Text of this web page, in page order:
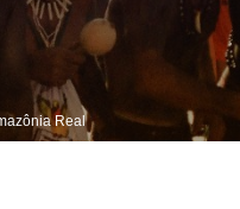
Real